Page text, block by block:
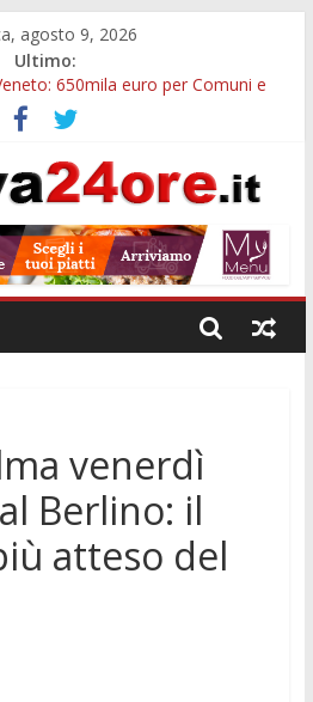
agosto 9, 2026
Ultimo:
650mila euro per Comuni e
2,5 milioni per formare
astronomia, musica e sapori al
censimento a Monselice, arresto
maltrattamenti, arresto a
venerdì
Berlino: il
atteso del